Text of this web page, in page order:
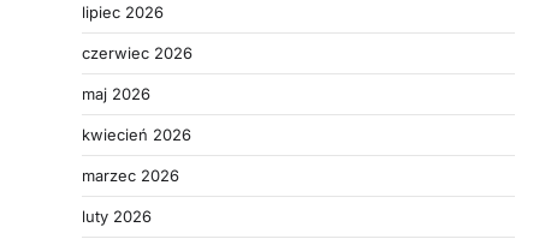
lipiec 2026
czerwiec 2026
maj 2026
kwiecień 2026
marzec 2026
luty 2026